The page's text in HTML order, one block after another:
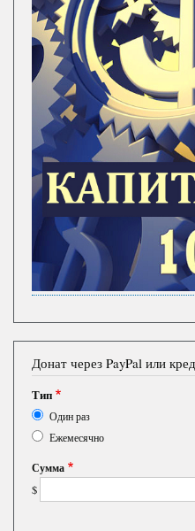
Донат через PayPal или
Тип
Один раз
Ежемесячно
Сумма
$